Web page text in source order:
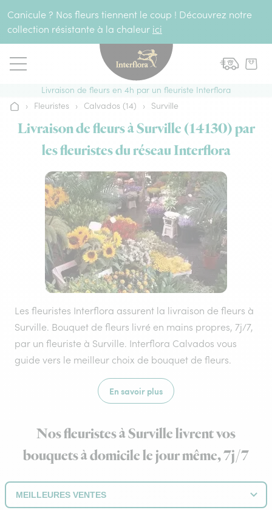
Canicule ? Nos fleurs tiennent le coup ! Découvrez notre
collection résistante à la chaleur ici
Livraison de fleurs en 4h par un fleuriste Interflora
Accueil
› Fleuristes › Calvados (14) › Surville
Livraison de fleurs à Surville (14130) par
les fleuristes du réseau Interflora
Les fleuristes Interflora assurent la livraison de fleurs à
Surville. Bouquet de fleurs livré en mains propres, 7j/7,
par un fleuriste à Surville. Interflora Calvados vous
guide vers le meilleur choix de bouquet de fleurs.
En savoir plus
Nos fleuristes à Surville livrent vos
bouquets à domicile le jour même, 7j/7